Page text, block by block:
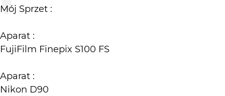
Mój Sprzet :
Aparat :
FujiFilm Finepix S100 FS
Aparat :
Nikon D90